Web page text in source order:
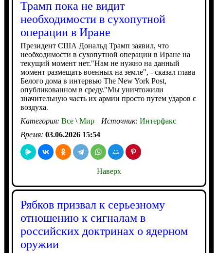
Трамп пока не видит
необходимости в сухопутной
операции в Иране
Президент США Дональд Трамп заявил, что
необходимости в сухопутной операции в Иране на
текущий момент нет."Нам не нужно на данный
момент размещать военных на земле", - сказал глава
Белого дома в интервью The New York Post,
опубликованном в среду."Мы уничтожили
значительную часть их армии просто путем ударов с
воздуха.
Категория: Все\Мир Источник: Интерфакс
Время: 03.06.2026 15:54
Наверх
Рябков призвал к серьезному
отношению к сигналам в
российских доктринах о ядерном
оружии